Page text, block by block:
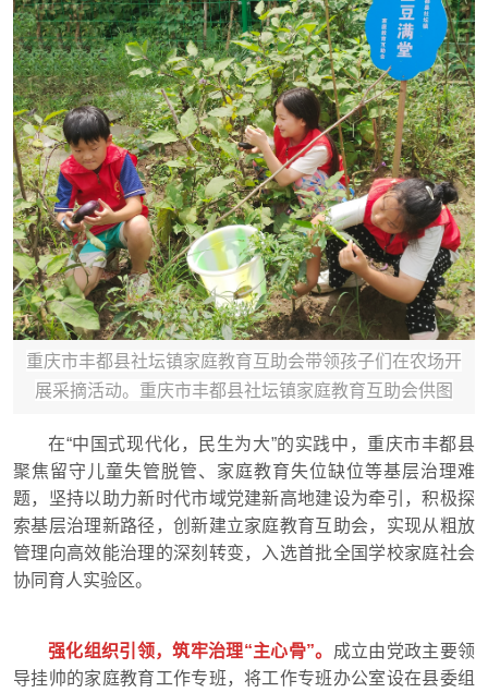
重庆市丰都县社坛镇家庭教育互助会带领孩子们在农场开
展采摘活动。重庆市丰都县社坛镇家庭教育互助会供图
在“中国式现代化，民生为大”的实践中，重庆市丰都县
聚焦留守儿童失管脱管、家庭教育失位缺位等基层治理难
题，坚持以助力新时代市域党建新高地建设为牵引，积极探
索基层治理新路径，创新建立家庭教育互助会，实现从粗放
管理向高效能治理的深刻转变，入选首批全国学校家庭社会
协同育人实验区。
强化组织引领，筑牢治理“主心骨”。 成立由党政主要领
导挂帅的家庭教育工作专班，将工作专班办公室设在县委组